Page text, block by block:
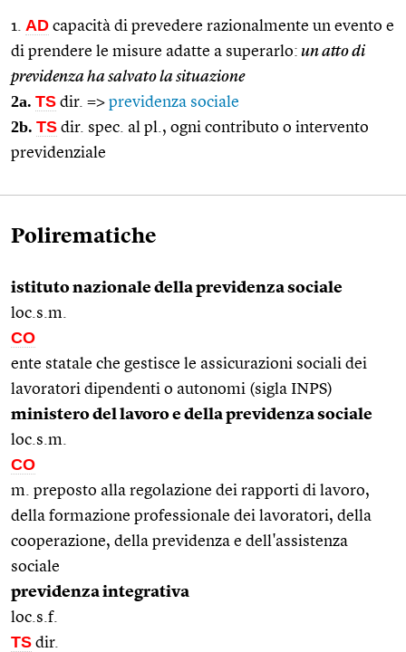
1. AD capacità di prevedere razionalmente un evento e
di prendere le misure adatte a superarlo: un atto di
previdenza ha salvato la situazione
2a. TS dir. => previdenza sociale
2b. TS dir. spec. al pl., ogni contributo o intervento
previdenziale
Polirematiche
istituto nazionale della previdenza sociale
loc.s.m.
CO
ente statale che gestisce le assicurazioni sociali dei
lavoratori dipendenti o autonomi (sigla INPS)
ministero del lavoro e della previdenza sociale
loc.s.m.
CO
m. preposto alla regolazione dei rapporti di lavoro,
della formazione professionale dei lavoratori, della
cooperazione, della previdenza e dell'assistenza
sociale
previdenza integrativa
loc.s.f.
TS dir.